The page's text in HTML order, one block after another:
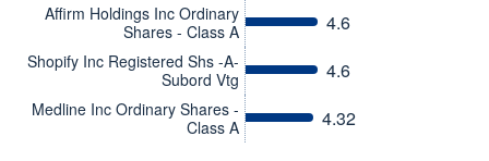
PEA PEA-PME BOURSOVIE LUX
BOURSOVIE
CTO BUSINESS
ACTIF NET (EUR)
2 554M / 31.07.26
NOTATION MORNINGSTAR ⁽¹⁾
Affirm Holdings Inc Ordinary
Shares - Class A
4.6
Shopify Inc Registered Shs -A-
Subord Vtg
4.6
Medline Inc Ordinary Shares -
Class A
4.32